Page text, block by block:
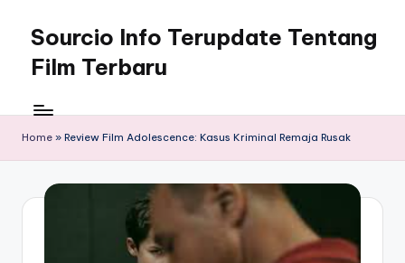
content
Sourcio Info Terupdate Tentang
Film Terbaru
Home » Review Film Adolescence: Kasus Kriminal Remaja Rusak